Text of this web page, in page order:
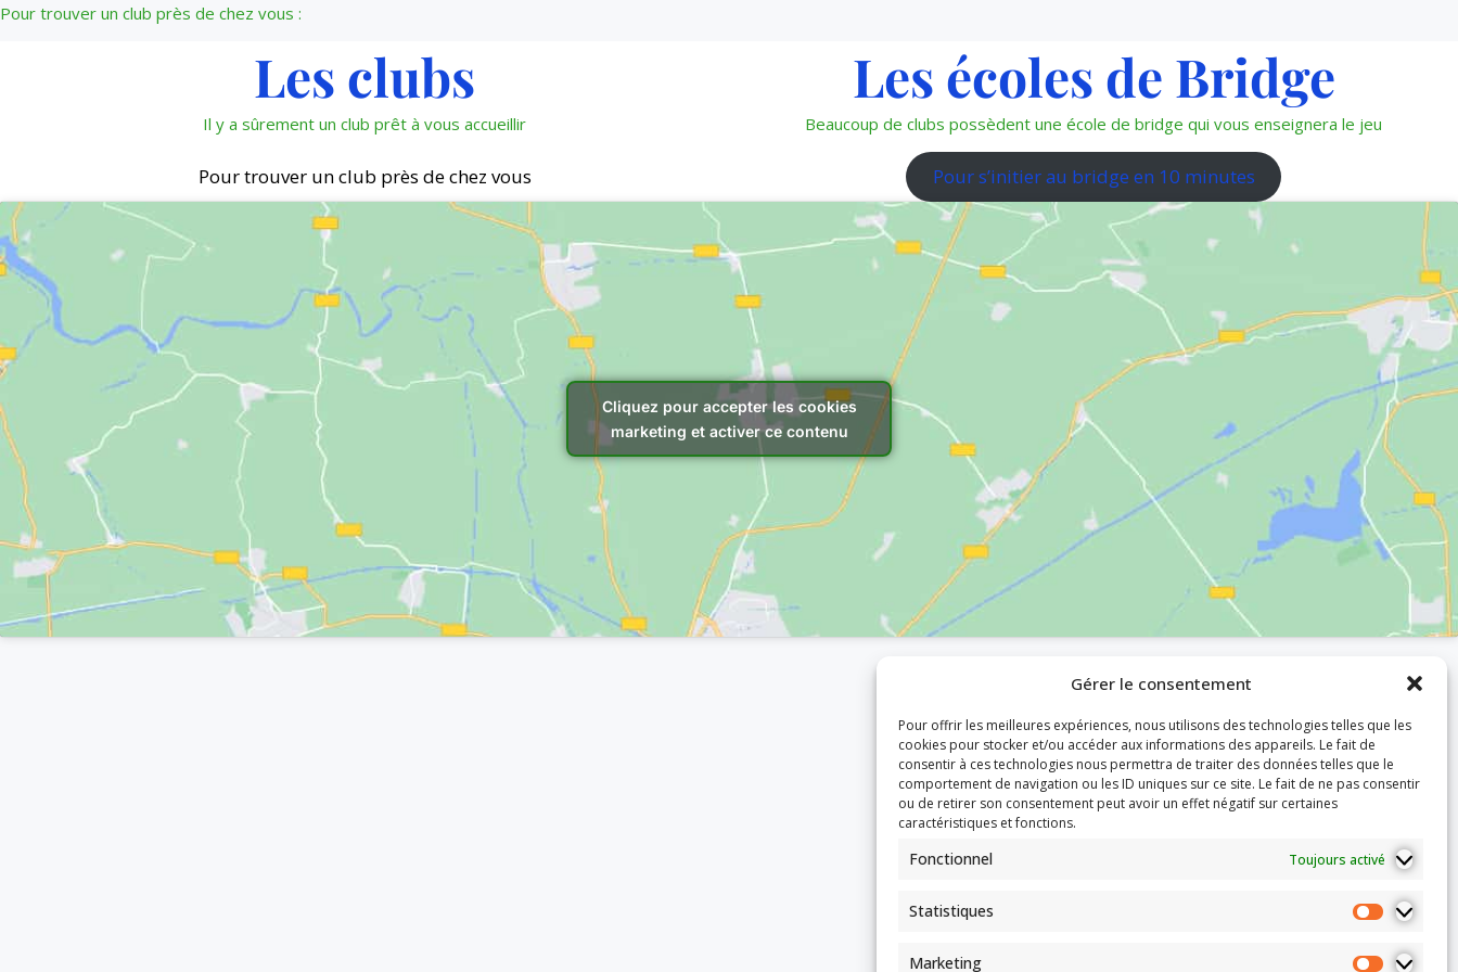
Gérer le consentement
Pour offrir les meilleures expériences, nous utilisons des technologies telles que les
cookies pour stocker et/ou accéder aux informations des appareils. Le fait de
consentir à ces technologies nous permettra de traiter des données telles que le
comportement de navigation ou les ID uniques sur ce site. Le fait de ne pas consentir
ou de retirer son consentement peut avoir un effet négatif sur certaines
caractéristiques et fonctions.
Fonctionnel Toujours activé
Statistiques
Marketing
Pour trouver un club près de chez vous :
Les clubs
Il y a sûrement un club prêt à vous accueillir
Pour trouver un club près de chez vous
Les écoles de Bridge
Beaucoup de clubs possèdent une école de bridge qui vous enseignera le jeu
Pour s’initier au bridge en 10 minutes
Cliquez pour accepter les cookies
marketing et activer ce contenu